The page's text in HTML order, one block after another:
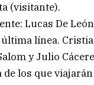
(visitante).
Lucas De
línea.
y Julio
los que